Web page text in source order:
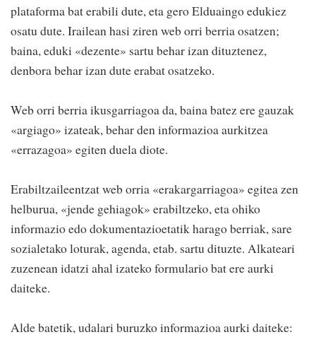
plataforma bat erabili dute, eta gero Elduaingo edukiez
osatu dute. Irailean hasi ziren web orri berria osatzen;
baina, eduki «dezente» sartu behar izan dituztenez,
denbora behar izan dute erabat osatzeko.
Web orri berria ikusgarriagoa da, baina batez ere gauzak
«argiago» izateak, behar den informazioa aurkitzea
«errazagoa» egiten duela diote.
Erabiltzaileentzat web orria «erakargarriagoa» egitea zen
helburua, «jende gehiagok» erabiltzeko, eta ohiko
informazio edo dokumentazioetatik harago berriak, sare
sozialetako loturak, agenda, etab. sartu dituzte. Alkateari
zuzenean idatzi ahal izateko formulario bat ere aurki
daiteke.
Alde batetik, udalari buruzko informazioa aurki daiteke: